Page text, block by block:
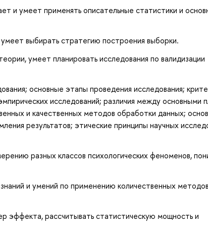
и умеет применять описательные статистики и
выбирать стратегию построения выборки.
умеет планировать исследования по валидизации
основные этапы проведения исследования;
исследований; различия между основными
и качественных методов обработки данных;
результатов; этические принципы научных
разных классов психологических феноменов,
и умений по применению количественных
эффекта, рассчитывать статистическую мощность и